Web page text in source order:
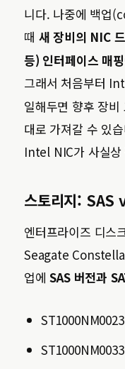
니다. 나중에 백업
때 새 장비의 NIC
등) 인터페이스 매
그래서 처음부터
일해두면 향후 장비
대로 가져갈 수 있
Intel NIC가 사실상
스토리지: SAS
엔터프라이즈 디스
Seagate
업에SAS 버전과